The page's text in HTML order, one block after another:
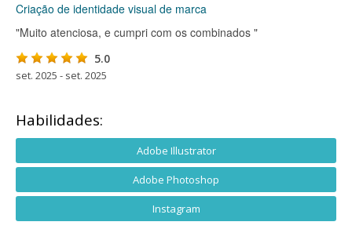
Criação de identidade visual de marca
"Muito atenciosa, e cumpri com os combinados "
5.0
set. 2025 - set. 2025
Habilidades:
Adobe Illustrator
Adobe Photoshop
Instagram